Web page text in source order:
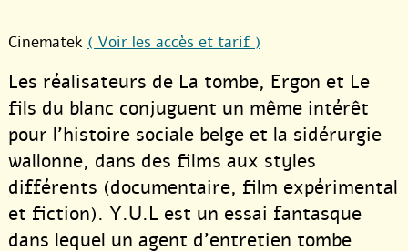
Cinematek ( Voir les accès et tarif )
Les réalisateurs de La tombe, Ergon et Le
fils du blanc conjuguent un même intérêt
pour l’histoire sociale belge et la sidérurgie
wallonne, dans des films aux styles
différents (documentaire, film expérimental
et fiction). Y.U.L est un essai fantasque
dans lequel un agent d’entretien tombe